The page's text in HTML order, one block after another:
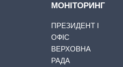
МОНІТОРИНГ
ПРЕЗИДЕНТ І
ОФІС
ВЕРХОВНА
РАДА